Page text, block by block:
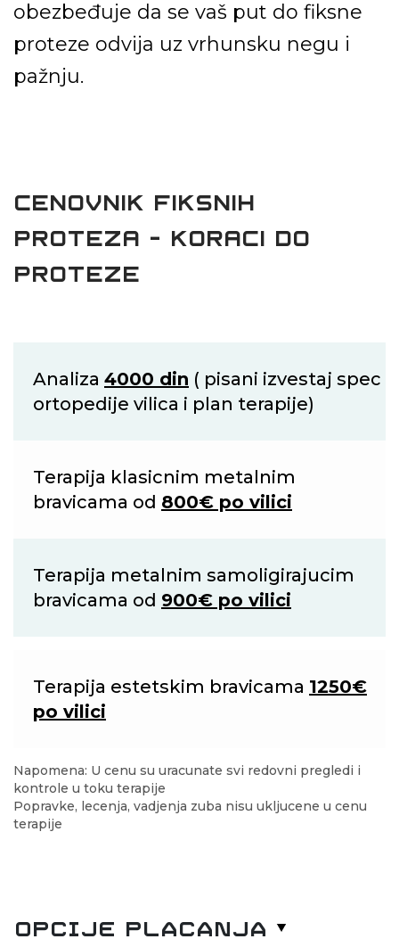
obezbeđuje da se vaš put do fiksne
proteze odvija uz vrhunsku negu i
pažnju.
CENOVNIK FIKSNIH
PROTEZA - KORACI DO
PROTEZE
Analiza 4000 din ( pisani izvestaj spec
ortopedije vilica i plan terapije)
Terapija klasicnim metalnim
bravicama od 800€ po vilici
Terapija metalnim samoligirajucim
bravicama od 900€ po vilici
Terapija estetskim bravicama 1250€
po vilici
Napomena: U cenu su uracunate svi redovni pregledi i
kontrole u toku terapije
Popravke, lecenja, vadjenja zuba nisu ukljucene u cenu
terapije
Opcije placanja